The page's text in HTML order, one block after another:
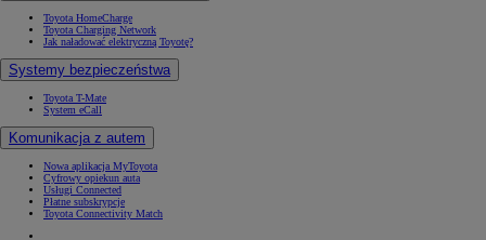
Toyota HomeCharge
Toyota Charging Network
Jak naładować elektryczną Toyotę?
Systemy bezpieczeństwa
Toyota T-Mate
System eCall
Komunikacja z autem
Nowa aplikacja MyToyota
Cyfrowy opiekun auta
Usługi Connected
Płatne subskrypcje
Toyota Connectivity Match